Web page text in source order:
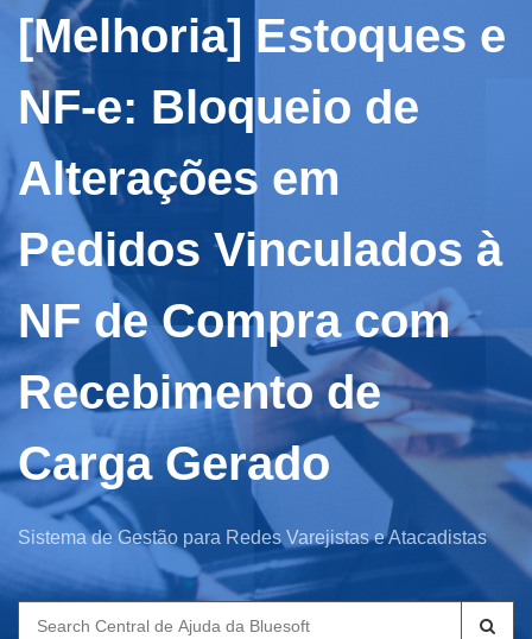
[Melhoria] Estoques e
NF-e: Bloqueio de
Alterações em
Pedidos Vinculados à
NF de Compra com
Recebimento de
Carga Gerado
Sistema de Gestão para Redes Varejistas e Atacadistas
Search